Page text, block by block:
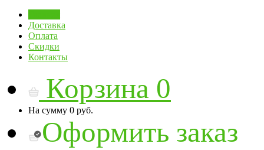
Доставка
Оплата
Скидки
Контакты
Корзина 0
На сумму 0 руб.
Оформить заказ